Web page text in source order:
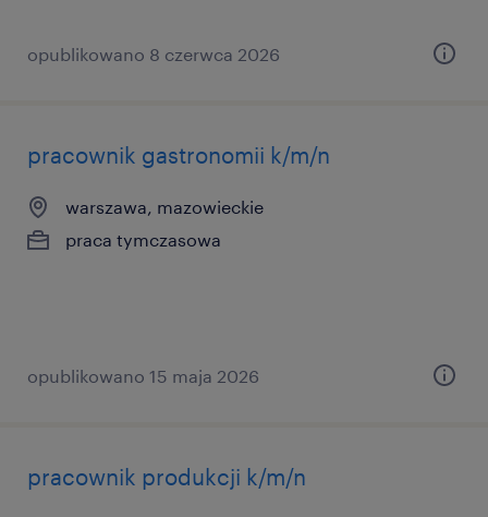
opublikowano 8 czerwca 2026
pracownik gastronomii k/m/n
warszawa, mazowieckie
praca tymczasowa
opublikowano 15 maja 2026
pracownik produkcji k/m/n